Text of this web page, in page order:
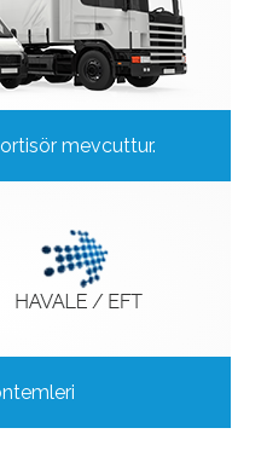
mevcuttur.